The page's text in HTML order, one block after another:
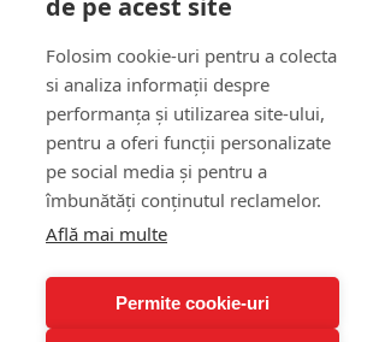
de pe acest site
Folosim cookie-uri pentru a colecta
si analiza informații despre
performanța și utilizarea site-ului,
pentru a oferi funcții personalizate
pe social media și pentru a
îmbunătăți conținutul reclamelor.
Află mai multe
Permite cookie-uri
copilul drept „problematic”.
Energia lui poate deveni un atu,
dacă este înțeleasă și canalizată
corect.
De ce apar diferite
comportament la copii